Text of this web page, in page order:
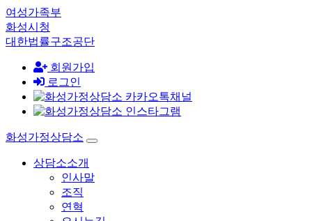
여성가족부
화성시청
대한법률구조공단
회원가입
로그인
화성가정상담소
상담소소개
인사말
조직
연혁